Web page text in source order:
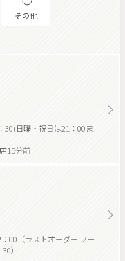
その他
日曜・祝日は21：00ま
15分前
00（ラストオーダー フー
）